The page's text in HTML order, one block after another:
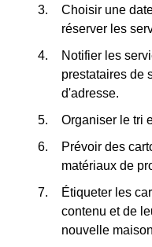
Choisir une
réserver les
Notifier les
prestataires de
d'adresse.
Organiser le tri
Prévoir des
matériaux de
Étiqueter les
contenu et de
nouvelle